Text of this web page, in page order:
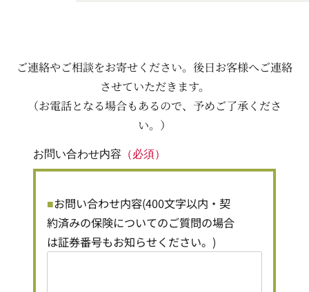
ご連絡やご相談をお寄せください。後日お客様へご連絡
させていただきます。
（お電話となる場合もあるので、予めご了承くださ
い。）
お問い合わせ内容 （必須）
お問い合わせ内容(400文字以内・契
約済みの保険についてのご質問の場合
は証券番号もお知らせください。)